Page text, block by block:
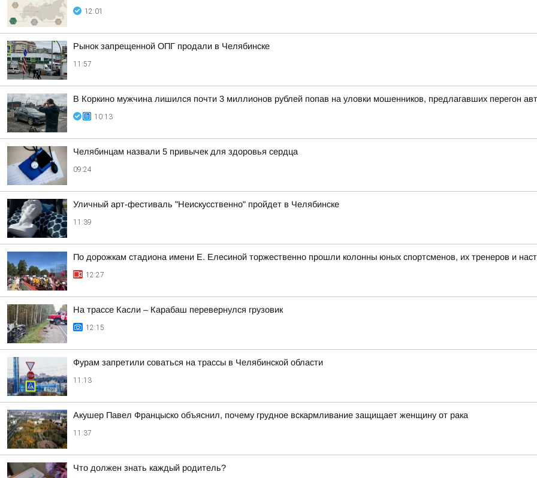
12:01
Рынок запрещенной ОПГ продали в Челябинске
11:57
В Коркино мужчина лишился почти 3 миллионов рублей попав на уловки мошенников, предлагавших перегон
10:13
Челябинцам назвали 5 привычек для здоровья сердца
09:24
Уличный арт-фестиваль "Неискусственно" пройдет в Челябинске
11:39
По дорожкам стадиона имени Е. Елесиной торжественно прошли колонны юных спортсменов, их тренеров и
12:27
На трассе Касли – Карабаш перевернулся грузовик
12:15
Фурам запретили соваться на трассы в Челябинской области
11:13
Акушер Павел Францыско объяснил, почему грудное вскармливание защищает женщину от рака
11:37
Что должен знать каждый родитель?